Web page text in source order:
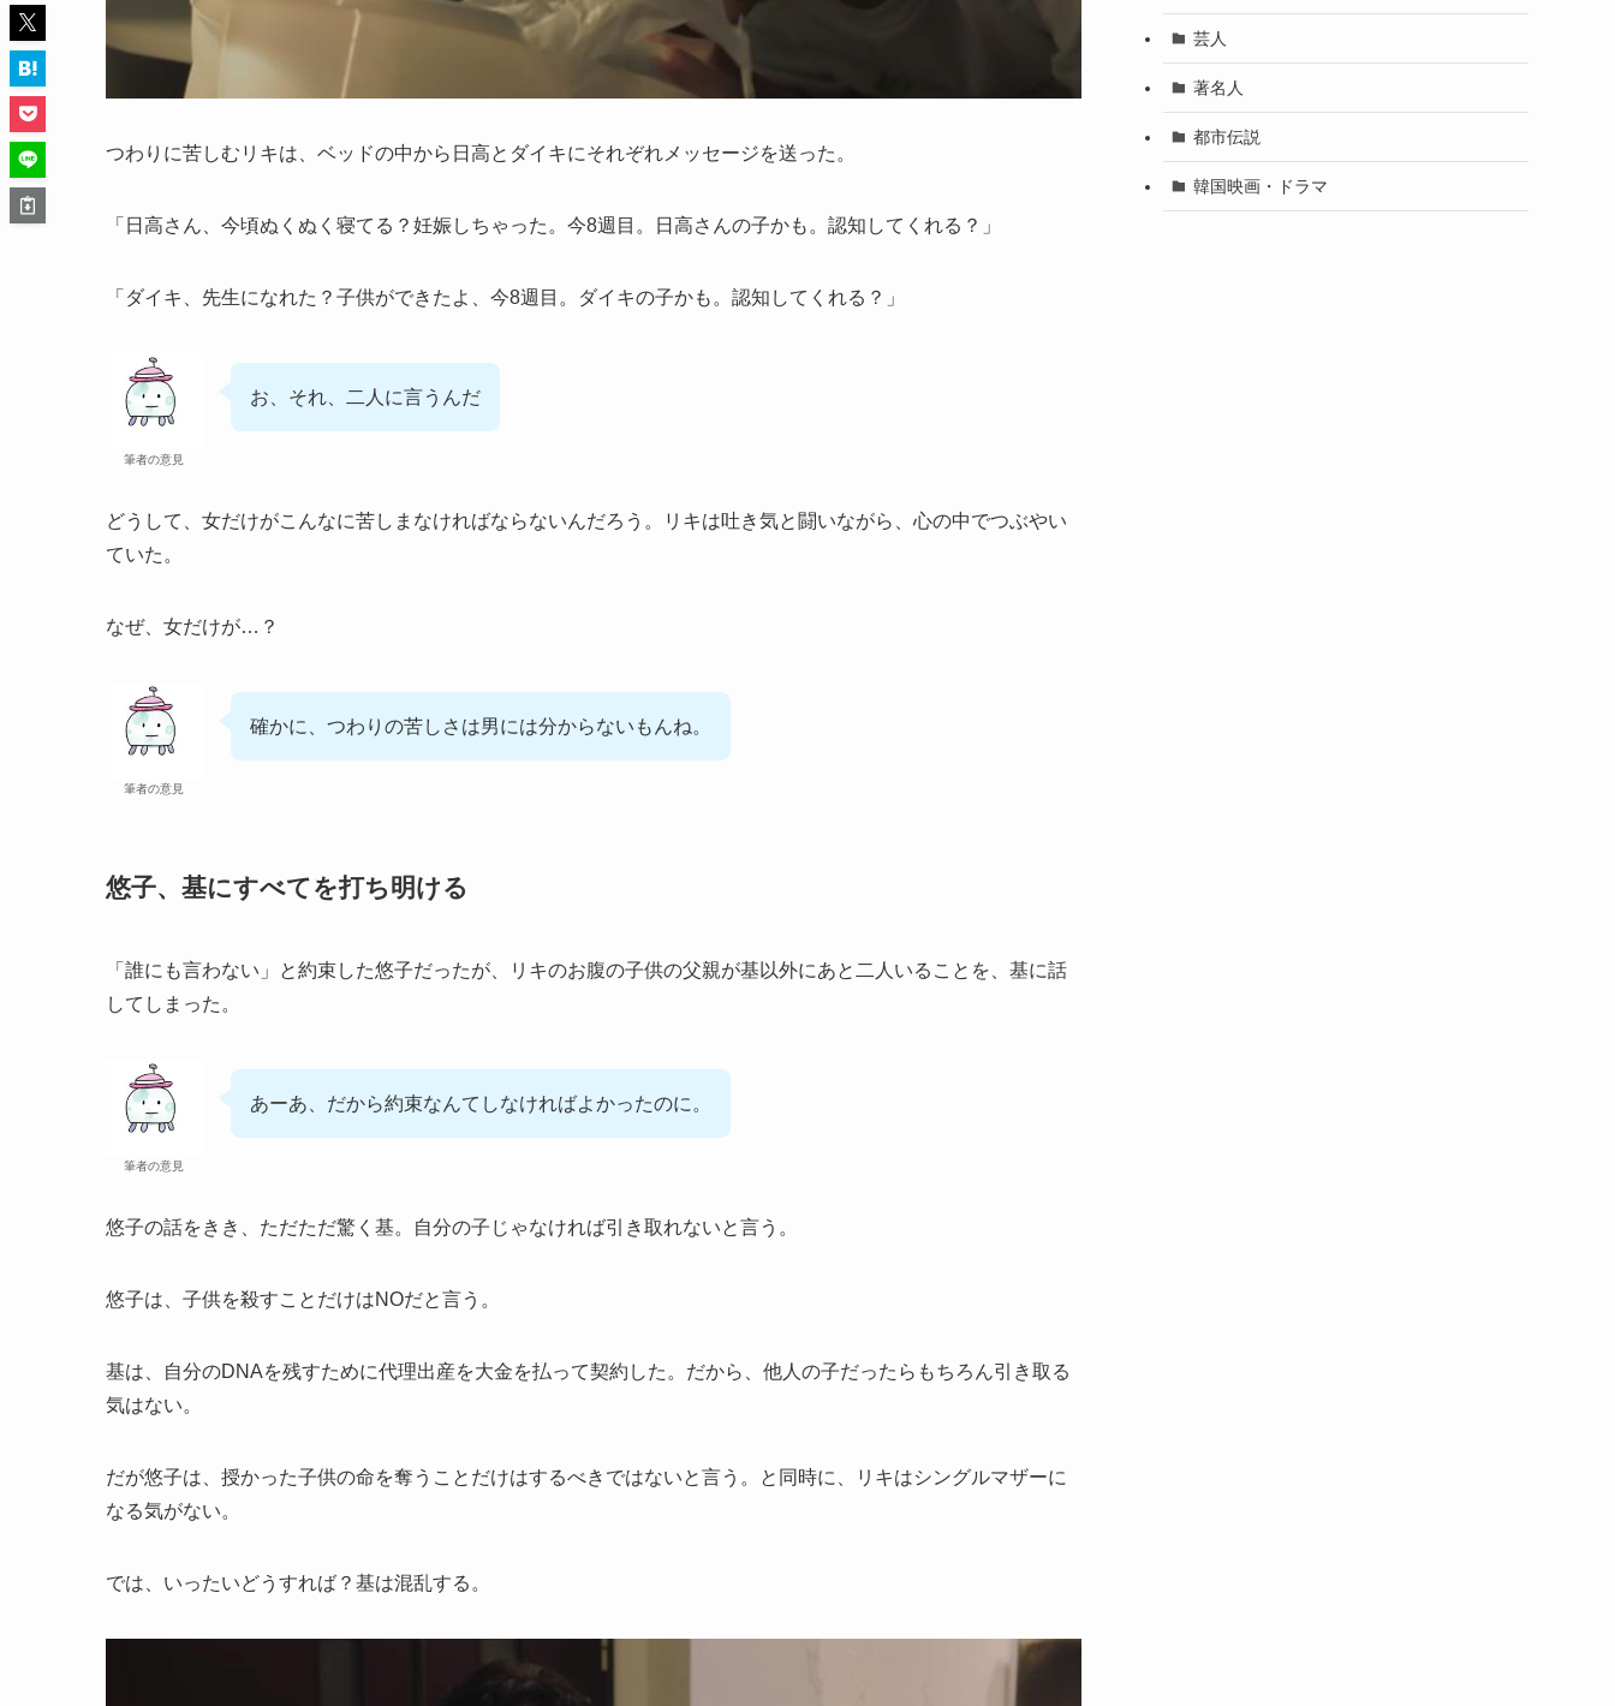
つわりに苦しむリキは、ベッドの中から日高とダイキにそれぞれメッセージを送った。
「日高さん、今頃ぬくぬく寝てる？妊娠しちゃった。今8週目。日高さんの子かも。認知してくれる？」
「ダイキ、先生になれた？子供ができたよ、今8週目。ダイキの子かも。認知してくれる？」
筆者の意見
お、それ、二人に言うんだ
どうして、女だけがこんなに苦しまなければならないんだろう。リキは吐き気と闘いながら、心の中でつぶやい
ていた。
なぜ、女だけが…？
筆者の意見
確かに、つわりの苦しさは男には分からないもんね。
悠子、基にすべてを打ち明ける
「誰にも言わない」と約束した悠子だったが、リキのお腹の子供の父親が基以外にあと二人いることを、基に話
してしまった。
筆者の意見
あーあ、だから約束なんてしなければよかったのに。
悠子の話をきき、ただただ驚く基。自分の子じゃなければ引き取れないと言う。
悠子は、子供を殺すことだけはNOだと言う。
基は、自分のDNAを残すために代理出産を大金を払って契約した。だから、他人の子だったらもちろん引き取る
気はない。
だが悠子は、授かった子供の命を奪うことだけはするべきではないと言う。と同時に、リキはシングルマザーに
なる気がない。
では、いったいどうすれば？基は混乱する。
芸人
著名人
都市伝説
韓国映画・ドラマ